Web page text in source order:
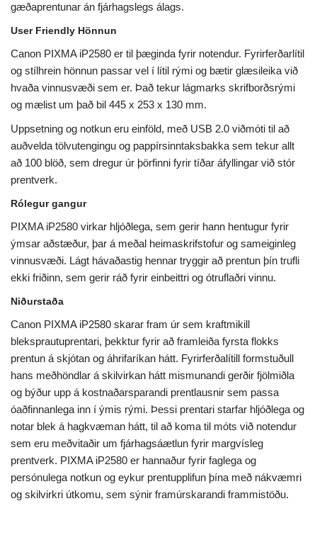
gæðaprentunar án fjárhagslegs álags.
User Friendly Hönnun
Canon PIXMA iP2580 er til þæginda fyrir notendur. Fyrirferðarlítil
og stílhrein hönnun passar vel í lítil rými og bætir glæsileika við
hvaða vinnusvæði sem er. Það tekur lágmarks skrifborðsrými
og mælist um það bil 445 x 253 x 130 mm.
Uppsetning og notkun eru einföld, með USB 2.0 viðmóti til að
auðvelda tölvutengingu og pappírsinntaksbakka sem tekur allt
að 100 blöð, sem dregur úr þörfinni fyrir tíðar áfyllingar við stór
prentverk.
Rólegur gangur
PIXMA iP2580 virkar hljóðlega, sem gerir hann hentugur fyrir
ýmsar aðstæður, þar á meðal heimaskrifstofur og sameiginleg
vinnusvæði. Lágt hávaðastig hennar tryggir að prentun þín trufli
ekki friðinn, sem gerir ráð fyrir einbeittri og ótruflaðri vinnu.
Niðurstaða
Canon PIXMA iP2580 skarar fram úr sem kraftmikill
bleksprautuprentari, þekktur fyrir að framleiða fyrsta flokks
prentun á skjótan og áhrifaríkan hátt. Fyrirferðalítill formstuðull
hans meðhöndlar á skilvirkan hátt mismunandi gerðir fjölmiðla
og býður upp á kostnaðarsparandi prentlausnir sem passa
óaðfinnanlega inn í ýmis rými. Þessi prentari starfar hljóðlega og
notar blek á hagkvæman hátt, til að koma til móts við notendur
sem eru meðvitaðir um fjárhagsáætlun fyrir margvísleg
prentverk. PIXMA iP2580 er hannaður fyrir faglega og
persónulega notkun og eykur prentupplifun þína með nákvæmri
og skilvirkri útkomu, sem sýnir framúrskarandi frammistöðu.